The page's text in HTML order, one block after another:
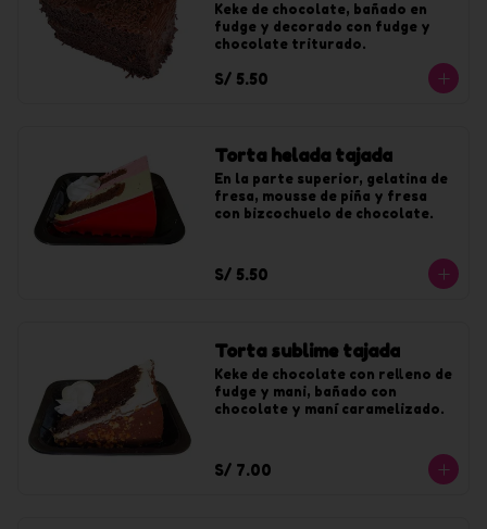
Keke de chocolate, bañado en
fudge y decorado con fudge y
chocolate triturado.
S/ 5.50
Torta helada tajada
En la parte superior, gelatina de
fresa, mousse de piña y fresa
con bizcochuelo de chocolate.
S/ 5.50
Torta sublime tajada
Keke de chocolate con relleno de
fudge y mani, bañado con
chocolate y maní caramelizado.
S/ 7.00